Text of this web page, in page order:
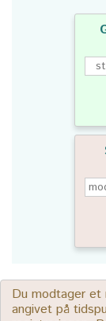
Du modtager et
angivet på